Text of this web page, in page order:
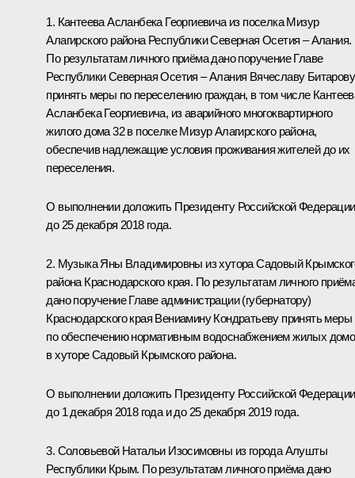
1. Кантеева Асланбека Георгиевича из поселка Мизур
Алагирского района Республики Северная Осетия – Алания.
По результатам личного приёма дано поручение Главе
Республики Северная Осетия – Алания Вячеславу Битарову
принять меры по переселению граждан, в том числе
Асланбека Георгиевича, из аварийного многоквартирного
жилого дома 32 в поселке Мизур Алагирского района,
обеспечив надлежащие условия проживания жителей до их
переселения.
О выполнении доложить Президенту Российской Федерации
до 25 декабря 2018 года.
2. Музыка Яны Владимировны из хутора Садовый
района Краснодарского края. По результатам личного
дано поручение Главе администрации (губернатору)
Краснодарского края Вениамину Кондратьеву принять меры
по обеспечению нормативным водоснабжением жилых
в хуторе Садовый Крымского района.
О выполнении доложить Президенту Российской Федерации
до 1 декабря 2018 года и до 25 декабря 2019 года.
3. Соловьевой Натальи Изосимовны из города Алушты
Республики Крым. По результатам личного приёма дано